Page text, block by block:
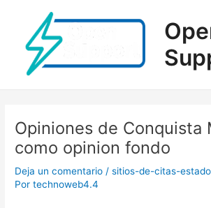
contenido
Opiniones de Conquista
como opinion fondo
Deja un comentario /sitios-de-citas-
Portechnoweb4.4